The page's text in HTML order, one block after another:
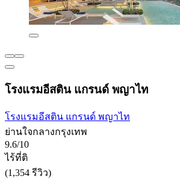
โรงแรมอีสติน แกรนด์ พญาไท
โรงแรมอีสติน แกรนด์ พญาไท
ย่านใจกลางกรุงเทพ
9.6/10
ไร้ที่ติ
(1,354 รีวิว)